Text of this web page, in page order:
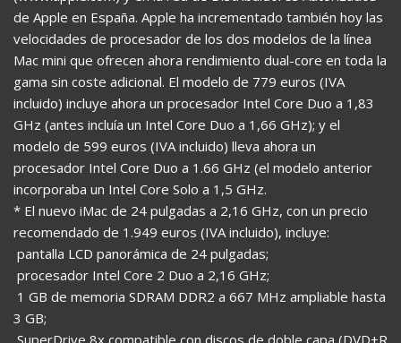
de Apple en España. Apple ha incrementado también hoy las
velocidades de procesador de los dos modelos de la línea
Mac mini que ofrecen ahora rendimiento dual-core en toda la
gama sin coste adicional. El modelo de 779 euros (IVA
incluido) incluye ahora un procesador Intel Core Duo a 1,83
GHz (antes incluía un Intel Core Duo a 1,66 GHz); y el
modelo de 599 euros (IVA incluido) lleva ahora un
procesador Intel Core Duo a 1.66 GHz (el modelo anterior
incorporaba un Intel Core Solo a 1,5 GHz.
* El nuevo iMac de 24 pulgadas a 2,16 GHz, con un precio
recomendado de 1.949 euros (IVA incluido), incluye:
 pantalla LCD panorámica de 24 pulgadas;
 procesador Intel Core 2 Duo a 2,16 GHz;
 1 GB de memoria SDRAM DDR2 a 667 MHz ampliable hasta
3 GB;
 SuperDrive 8x compatible con discos de doble capa (DVD+R